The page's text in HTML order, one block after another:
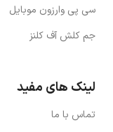
سی پی وارزون موبایل
جم کلش آف کلنز
لینک های مفید
تماس با ما